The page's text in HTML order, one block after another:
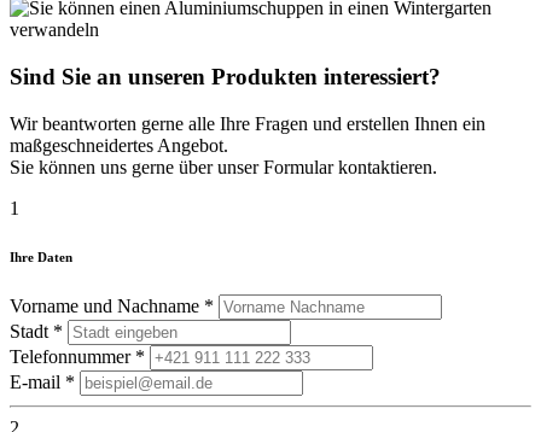
Sind Sie an unseren Produkten interessiert?
Wir beantworten gerne alle Ihre Fragen und erstellen Ihnen ein
maßgeschneidertes Angebot.
Sie können uns gerne über unser Formular kontaktieren.
1
Ihre Daten
Vorname und Nachname *
Stadt *
Telefonnummer *
E-mail *
2